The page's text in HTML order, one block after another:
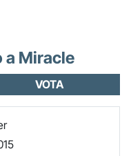
a Miracle
VOTA